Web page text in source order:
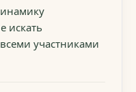
искать
участниками